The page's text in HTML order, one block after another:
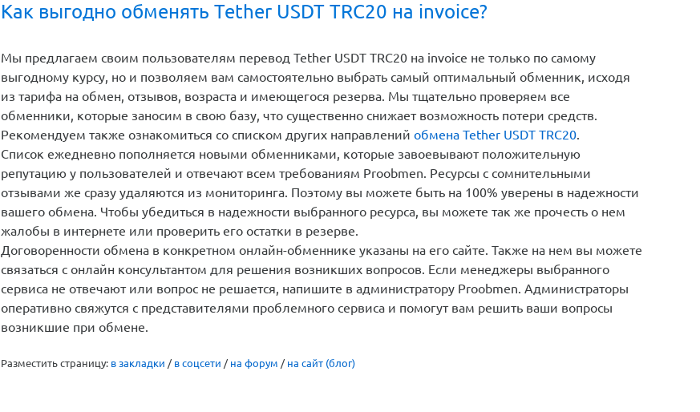
Как выгодно обменять Tether USDT TRC20 на invoice?
Мы предлагаем своим пользователям перевод Tether USDT TRC20 на invoice не только по самому
выгодному курсу, но и позволяем вам самостоятельно выбрать самый оптимальный обменник, исходя
из тарифа на обмен, отзывов, возраста и имеющегося резерва. Мы тщательно проверяем все
обменники, которые заносим в свою базу, что существенно снижает возможность потери средств.
Рекомендуем также ознакомиться со списком других направлений обмена Tether USDT TRC20.
Список ежедневно пополняется новыми обменниками, которые завоевывают положительную
репутацию у пользователей и отвечают всем требованиям Proobmen. Ресурсы с сомнительными
отзывами же сразу удаляются из мониторинга. Поэтому вы можете быть на 100% уверены в надежности
вашего обмена. Чтобы убедиться в надежности выбранного ресурса, вы можете так же прочесть о нем
жалобы в интернете или проверить его остатки в резерве.
Договоренности обмена в конкретном онлайн-обменнике указаны на его сайте. Также на нем вы можете
связаться с онлайн консультантом для решения возникших вопросов. Если менеджеры выбранного
сервиса не отвечают или вопрос не решается, напишите в администратору Proobmen. Администраторы
оперативно свяжутся с представителями проблемного сервиса и помогут вам решить ваши вопросы
возникшие при обмене.
Разместить страницу: в закладки / в соцсети / на форум / на сайт (блог)